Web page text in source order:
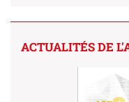
ACTUALITÉS DE